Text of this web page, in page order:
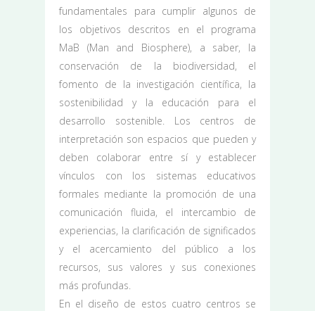
fundamentales para cumplir algunos de
los objetivos descritos en el programa
MaB (Man and Biosphere), a saber, la
conservación de la biodiversidad, el
fomento de la investigación científica, la
sostenibilidad y la educación para el
desarrollo sostenible. Los centros de
interpretación son espacios que pueden y
deben colaborar entre sí y establecer
vínculos con los sistemas educativos
formales mediante la promoción de una
comunicación fluida, el intercambio de
experiencias, la clarificación de significados
y el acercamiento del público a los
recursos, sus valores y sus conexiones
más profundas.
En el diseño de estos cuatro centros se